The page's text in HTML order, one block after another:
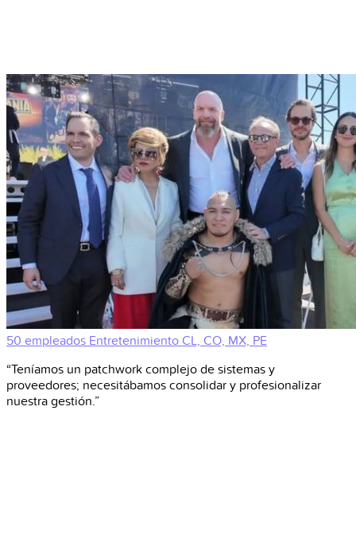
50 empleados Entretenimiento CL, CO, MX, PE
“Teníamos un patchwork complejo de sistemas y
proveedores; necesitábamos consolidar y profesionalizar
nuestra gestión.”